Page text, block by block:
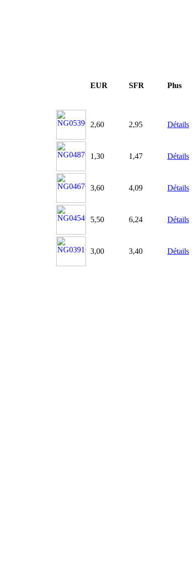
EUR SFR Plus
2,60
2,95 Détails
1,30
1,47 Détails
3,60
4,09 Détails
5,50
6,24 Détails
3,00
3,40 Détails